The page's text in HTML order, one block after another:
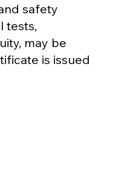
safety
tests,
may be
is issued